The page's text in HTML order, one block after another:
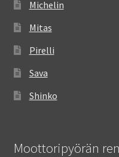
Michelin
Mitas
Pirelli
Sava
Shinko
Moottoripyörän